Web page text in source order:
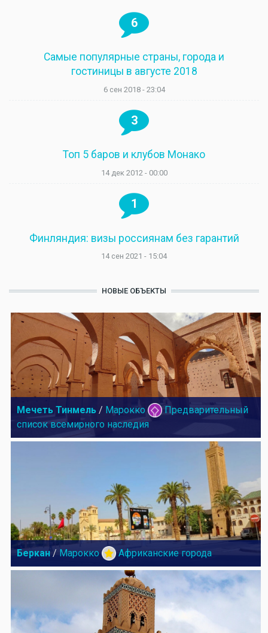
6
Самые популярные страны, города и
гостиницы в августе 2018
6 сен 2018 - 23:04
3
Топ 5 баров и клубов Монако
14 дек 2012 - 00:00
1
Финляндия: визы россиянам без гарантий
14 сен 2021 - 15:04
НОВЫЕ ОБЪЕКТЫ
Мечеть Тинмель / Марокко
Предварительный
список всемирного наследия
Беркан / Марокко Африканские города